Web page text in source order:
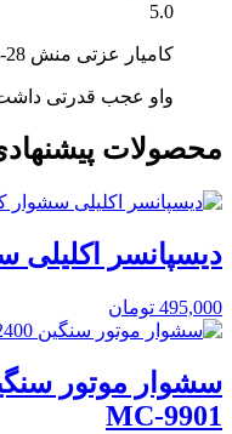
5.0
کامیار عزتی منش 28
واو عجب قدرتی داشت
محصولات
دیسپانسر اکلیلی
495,000 تومان
MC-9901